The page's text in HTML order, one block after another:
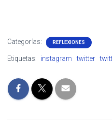
Categorías: REFLEXIONES
Etiquetas: instagram twitter